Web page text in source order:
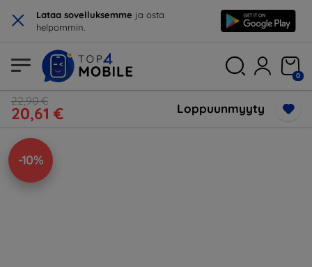
× Lataa sovelluksemme ja osta
helpommin.
0
22,90 €
20,61 € Loppuunmyyty
-10%